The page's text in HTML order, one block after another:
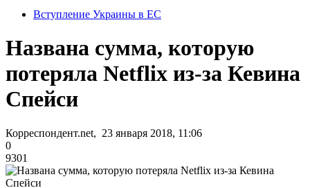
Вступление Украины в ЕС
Названа сумма, которую
потеряла Netflix из-за Кевина
Спейси
Корреспондент.net, 23 января 2018, 11:06
0
9301